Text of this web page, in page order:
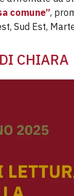
comune”,
Sud Est,
CHIARA